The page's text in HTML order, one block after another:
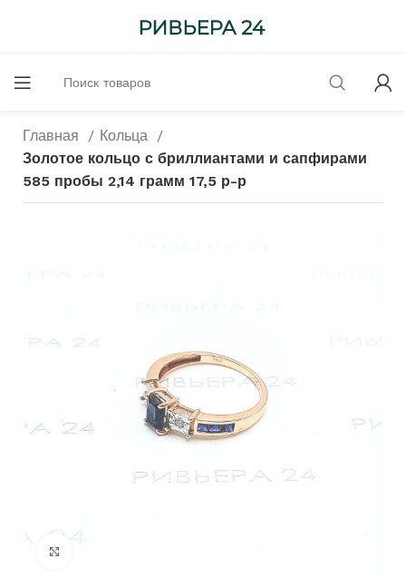
Главная
Кольца
Золотое кольцо с бриллиантами и сапфирами
585 пробы 2,14 грамм 17,5 р-р